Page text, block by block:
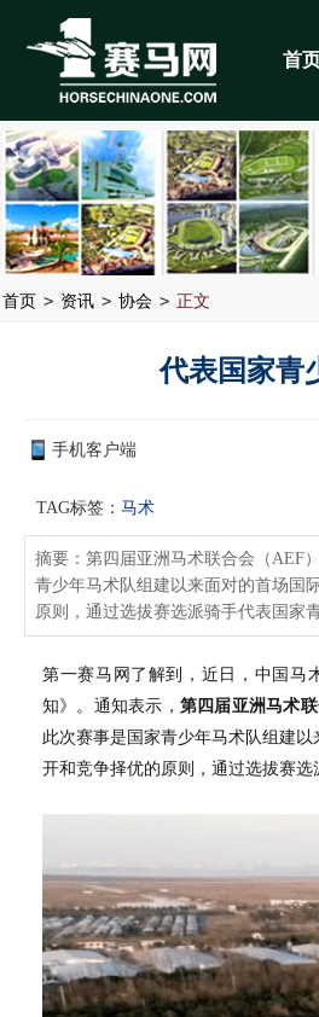
首
首页 > 资讯 > 协会 > 正文
代表国家青
手机客户端
TAG标签： 马术
摘要：第四届亚洲马术联合会（AEF
青少年马术队组建以来面对的首场国
原则，通过选拔赛选派骑手代表国家
第一赛马网了解到，近日，中国马
知》。通知表示， 第四届亚洲马术
此次赛事是国家青少年马术队组建
开和竞争择优的原则，通过选拔赛